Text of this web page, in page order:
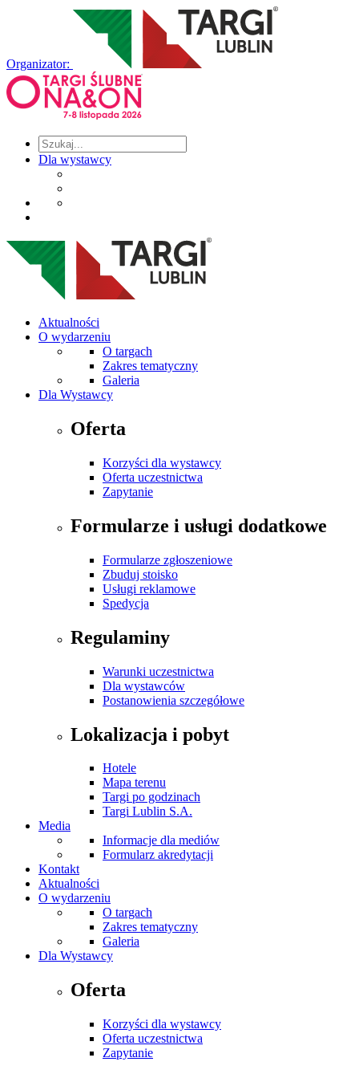
Organizator:
Dla wystawcy
Aktualności
O wydarzeniu
O targach
Zakres tematyczny
Galeria
Dla Wystawcy
Oferta
Korzyści dla wystawcy
Oferta uczestnictwa
Zapytanie
Formularze i usługi dodatkowe
Formularze zgłoszeniowe
Zbuduj stoisko
Usługi reklamowe
Spedycja
Regulaminy
Warunki uczestnictwa
Dla wystawców
Postanowienia szczegółowe
Lokalizacja i pobyt
Hotele
Mapa terenu
Targi po godzinach
Targi Lublin S.A.
Media
Informacje dla mediów
Formularz akredytacji
Kontakt
Aktualności
O wydarzeniu
O targach
Zakres tematyczny
Galeria
Dla Wystawcy
Oferta
Korzyści dla wystawcy
Oferta uczestnictwa
Zapytanie